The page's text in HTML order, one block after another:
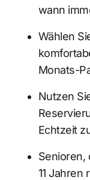
wann
Wählen
Monats-
Nutzen
Echtzeit
Senioren,
11 Jahren